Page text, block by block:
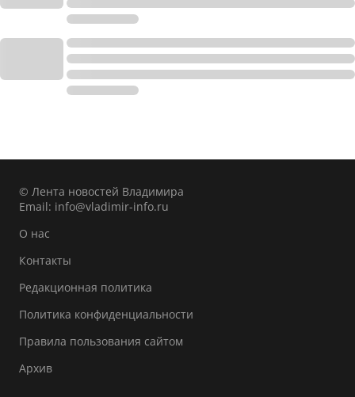
© Лента новостей Владимира
Email: info@vladimir-info.ru
О нас
Контакты
Редакционная политика
Политика конфиденциальности
Правила пользования сайтом
Архив